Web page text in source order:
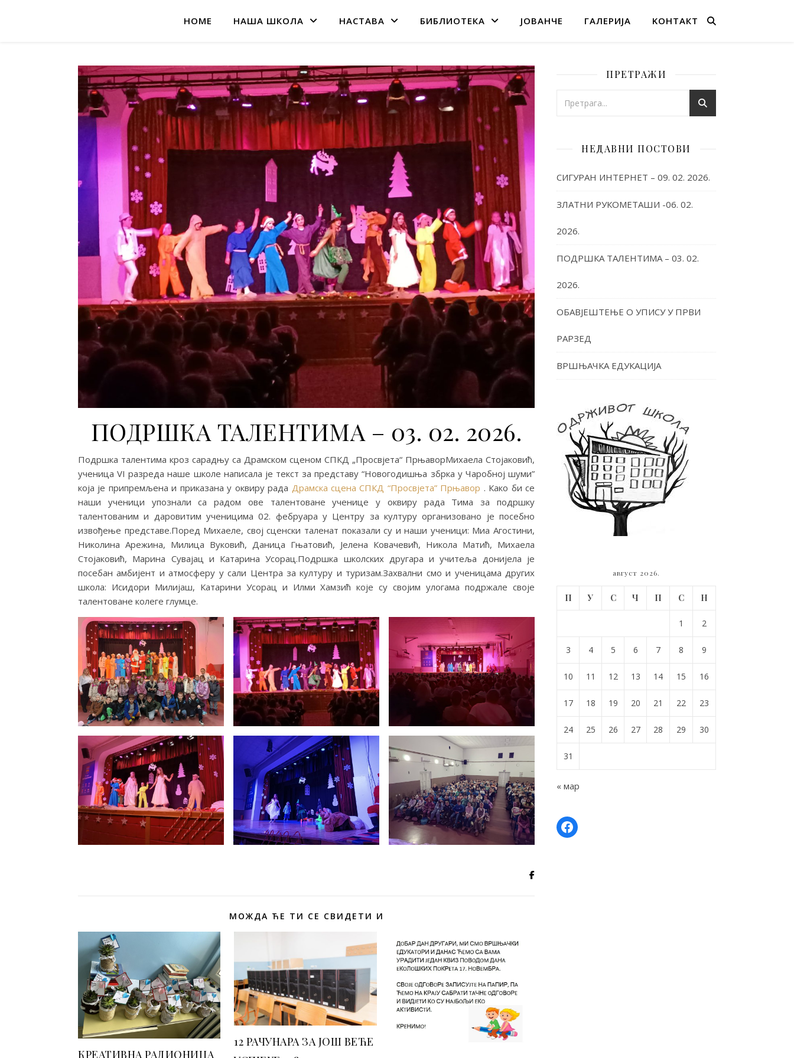
HOME НАША ШКОЛА НАСТАВА БИБЛИОТЕКА ЈОВАНЧЕ ГАЛЕРИЈА KОНТАКТ
ПОДРШКА ТАЛЕНТИМА – 03. 02. 2026.
Подршка талентима кроз сарадњу са Драмском сценом СПКД „Просвјета“ ПрњаворМихаела Стојаковић,
ученица VI разреда наше школе написала је текст за представу “Новогодишња збрка у Чаробној шуми”
која је припремљена и приказана у оквиру рада Драмска сцена СПКД “Просвјета” Прњавор . Како би се
наши ученици упознали са радом ове талентоване ученице у оквиру рада Тима за подршку
талентованим и даровитим ученицима 02. фебруара у Центру за културу организовано је посебно
извођење представе.Поред Михаеле, свој сценски таленат показали су и наши ученици: Миа Агостини,
Николина Арежина, Милица Вуковић, Даница Гњатовић, Јелена Ковачевић, Никола Матић, Михаела
Стојаковић, Марина Сувајац и Катарина Усорац.Подршка школских другара и учитеља донијела је
посебан амбијент и атмосферу у сали Центра за културу и туризам.Захвални смо и ученицама других
школа: Исидори Милијаш, Катарини Усорац и Илми Хамзић које су својим улогама подржале своје
талентоване колеге глумце.
МОЖДА ЋЕ ТИ СЕ СВИДЕТИ И
КРЕАТИВНА РАДИОНИЦА
12 РАЧУНАРА ЗА ЈОШ ВЕЋЕ
ПРЕТРАЖИ
НЕДАВНИ ПОСТОВИ
СИГУРАН ИНТЕРНЕТ – 09. 02. 2026.
ЗЛАТНИ РУКОМЕТАШИ -06. 02.
2026.
ПОДРШКА ТАЛЕНТИМА – 03. 02.
2026.
ОБАВЈЕШТЕЊЕ О УПИСУ У ПРВИ
РАРЗЕД
ВРШЊАЧКА ЕДУКАЦИЈА
август 2026.
П У С Ч П С Н
1 2
3 4 5 6 7 8 9
10 11 12 13 14 15 16
17 18 19 20 21 22 23
24 25 26 27 28 29 30
31
« мар